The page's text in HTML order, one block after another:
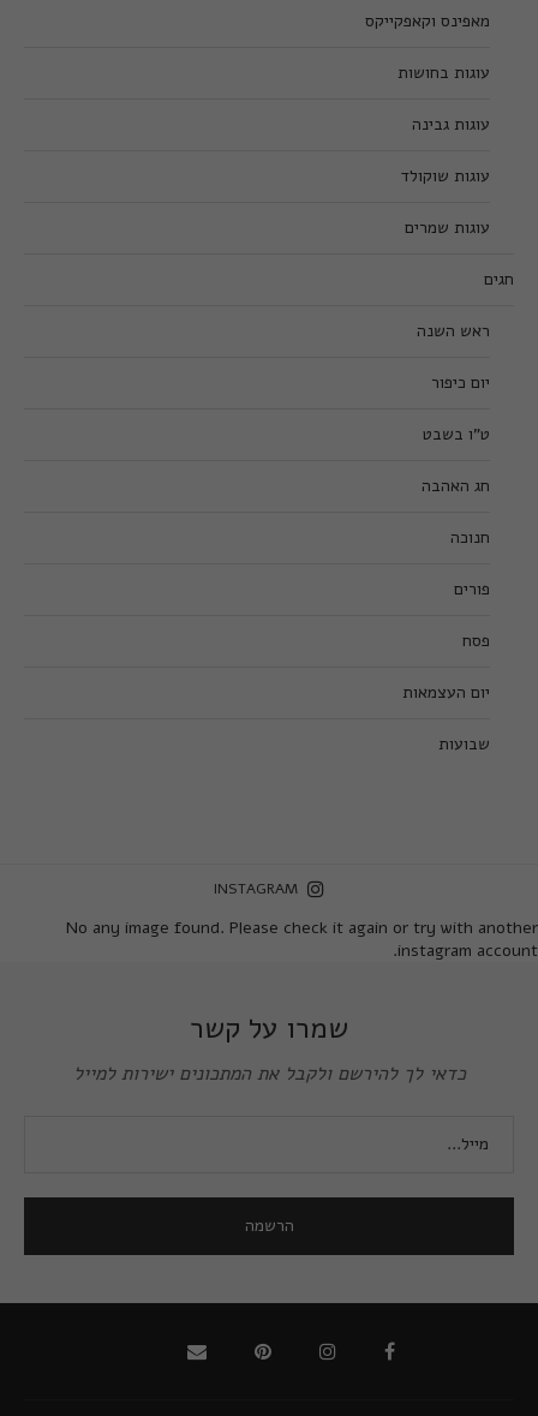
מאפינס וקאפקייקס
עוגות בחושות
עוגות גבינה
עוגות שוקולד
עוגות שמרים
חגים
ראש השנה
יום כיפור
ט”ו בשבט
חג האהבה
חנוכה
פורים
פסח
יום העצמאות
שבועות
INSTAGRAM
No any image found. Please check it again or try with another
instagram account.
שמרו על קשר
כדאי לך להירשם ולקבל את המתכונים ישירות למייל